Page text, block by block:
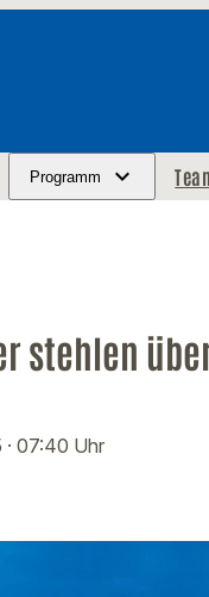
Programm
stehlen
· 07:40 Uhr